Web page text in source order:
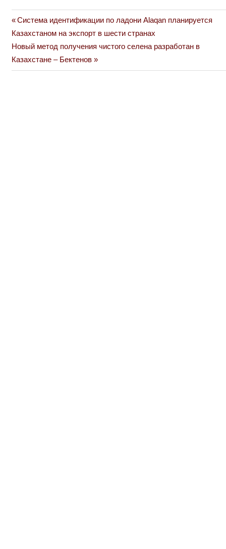
Навигация
по
записям
Previous
Post:
Система идентификации по ладони Alaqan планируется
Казахстаном на экспорт в шести странах
Next
Post:
Новый метод получения чистого селена разработан в
Казахстане – Бектенов